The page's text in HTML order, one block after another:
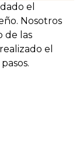
el
Nosotros
de las
el